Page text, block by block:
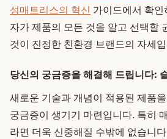
성매트리스의 혁신 가이드에서 확
자가 제품의 모든 것을 알고 선택할
것이 진정한 친환경 브랜드의 자세
당신의 궁금증을 해결해 드립니다:
새로운 기술과 개념이 적용된 제품
궁금증이 생기기 마련입니다. 특히
라면 더욱 신중해질 수밖에 없습니